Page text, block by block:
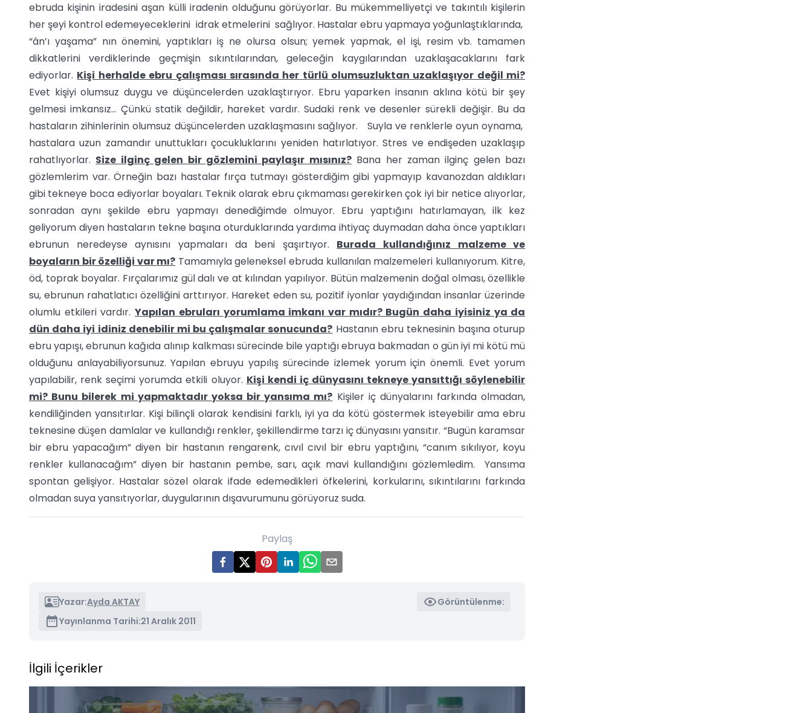
ebruda kişinin iradesini aşan külli iradenin olduğunu görüyorlar. Bu mükemmelliyetçi ve takıntılı kişilerin
her şeyi kontrol edemeyeceklerini idrak etmelerini sağlıyor. Hastalar ebru yapmaya yoğunlaştıklarında,
“ân’ı yaşama” nın önemini, yaptıkları iş ne olursa olsun; yemek yapmak, el işi, resim vb. tamamen
dikkatlerini verdiklerinde geçmişin sıkıntılarından, geleceğin kaygılarından uzaklaşacaklarını fark
ediyorlar. Kişi herhalde ebru çalışması sırasında her türlü olumsuzluktan uzaklaşıyor değil mi?
Evet kişiyi olumsuz duygu ve düşüncelerden uzaklaştırıyor. Ebru yaparken insanın aklına kötü bir şey
gelmesi imkansız… Çünkü statik değildir, hareket vardır. Sudaki renk ve desenler sürekli değişir. Bu da
hastaların zihinlerinin olumsuz düşüncelerden uzaklaşmasını sağlıyor. Suyla ve renklerle oyun oynama,
hastalara uzun zamandır unuttukları çocukluklarını yeniden hatırlatıyor. Stres ve endişeden uzaklaşıp
rahatlıyorlar. Size ilginç gelen bir gözlemini paylaşır mısınız?Bana her zaman ilginç gelen bazı
gözlemlerim var. Örneğin bazı hastalar fırça tutmayı gösterdiğim gibi yapmayıp kavanozdan aldıkları
gibi tekneye boca ediyorlar boyaları. Teknik olarak ebru çıkmaması gerekirken çok iyi bir netice alıyorlar,
sonradan aynı şekilde ebru yapmayı denediğimde olmuyor. Ebru yaptığını hatırlamayan, ilk kez
geliyorum diyen hastaların tekne başına oturduklarında yardıma ihtiyaç duymadan daha önce yaptıkları
ebrunun neredeyse aynısını yapmaları da beni şaşırtıyor. Burada kullandığınız malzeme ve
boyaların bir özelliği var mı? Tamamıyla geleneksel ebruda kullanılan malzemeleri kullanıyorum. Kitre,
öd, toprak boyalar. Fırçalarımız gül dalı ve at kılından yapılıyor. Bütün malzemenin doğal olması, özellikle
su, ebrunun rahatlatıcı özelliğini arttırıyor. Hareket eden su, pozitif iyonlar yaydığından insanlar üzerinde
olumlu etkileri vardır.Yapılan ebruları yorumlama imkanı var mıdır? Bugün daha iyisiniz ya da
dün daha iyi idiniz denebilir mi bu çalışmalar sonucunda? Hastanın ebru teknesinin başına oturup
ebru yapışı, ebrunun kağıda alınıp kalkması sürecinde bile yaptığı ebruya bakmadan o gün iyi mi kötü mü
olduğunu anlayabiliyorsunuz. Yapılan ebruyu yapılış sürecinde izlemek yorum için önemli. Evet yorum
yapılabilir, renk seçimi yorumda etkili oluyor. Kişi kendi iç dünyasını tekneye yansıttığı söylenebilir
mi? Bunu bilerek mi yapmaktadır yoksa bir yansıma mı? Kişiler iç dünyalarını farkında olmadan,
kendiliğinden yansıtırlar. Kişi bilinçli olarak kendisini farklı, iyi ya da kötü göstermek isteyebilir ama ebru
teknesine düşen damlalar ve kullandığı renkler, şekillendirme tarzı iç dünyasını yansıtır. “Bugün karamsar
bir ebru yapacağım” diyen bir hastanın rengarenk, cıvıl cıvıl bir ebru yaptığını, “canım sıkılıyor, koyu
renkler kullanacağım” diyen bir hastanın pembe, sarı, açık mavi kullandığını gözlemledim. Yansıma
spontan gelişiyor. Hastalar sözel olarak ifade edemedikleri öfkelerini, korkularını, sıkıntılarını farkında
olmadan suya yansıtıyorlar, duygularının dışavurumunu görüyoruz suda.
Paylaş
Yazar:Ayda AKTAY
Görüntülenme:
Yayınlanma Tarihi:21 Aralık 2011
İlgili İçerikler